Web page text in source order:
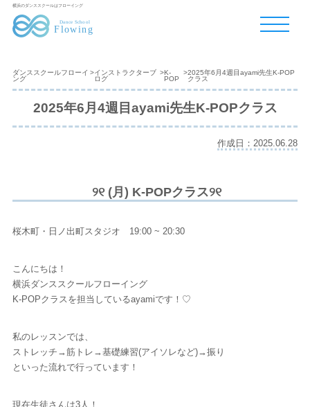
横浜のダンススクールはフローイング
ダンススクールフローイ
ング
>インストラクターブ
ログ
>K-
POP
>2025年6月4週目ayami先生K-POP
クラス
2025年6月4週目ayami先生K-POPクラス
作成日：2025.06.28
୨୧ (月) K-POPクラス୨୧
桜木町・日ノ出町スタジオ 19:00 ~ 20:30
こんにちは！
横浜ダンススクールフローイング
K-POPクラスを担当しているayamiです！♡
私のレッスンでは、
ストレッチ→筋トレ→基礎練習(アイソレなど)→振り
といった流れで行っています！
現在生徒さんは3人！